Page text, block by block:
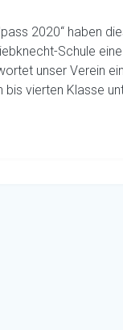
2020“ haben
Schule
unser Verein
vierten Klasse